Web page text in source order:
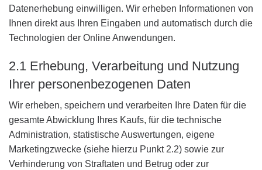
Datenerhebung einwilligen. Wir erheben Informationen von
Ihnen direkt aus Ihren Eingaben und automatisch durch die
Technologien der Online Anwendungen.
2.1 Erhebung, Verarbeitung und Nutzung
Ihrer personenbezogenen Daten
Wir erheben, speichern und verarbeiten Ihre Daten für die
gesamte Abwicklung Ihres Kaufs, für die technische
Administration, statistische Auswertungen, eigene
Marketingzwecke (siehe hierzu Punkt 2.2) sowie zur
Verhinderung von Straftaten und Betrug oder zur